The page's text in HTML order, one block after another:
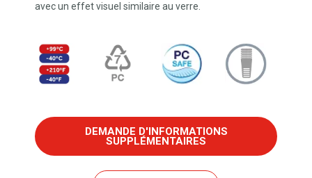
avec un effet visuel similaire au verre.
DEMANDE D'INFORMATIONS
SUPPLÉMENTAIRES